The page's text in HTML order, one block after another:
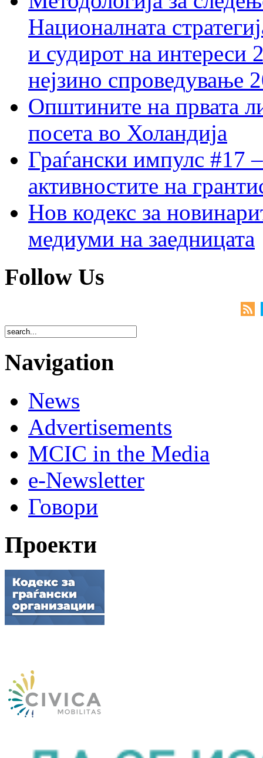
Националната
и судирот на интереси
нејзино спроведување
Општините на првата
посета во Холандија
Граѓански импулс #17
активностите на
Нов кодекс за
медиуми на заедницата
Follow Us
Navigation
News
Advertisements
MCIC in the Media
e-Newsletter
Говори
Проекти